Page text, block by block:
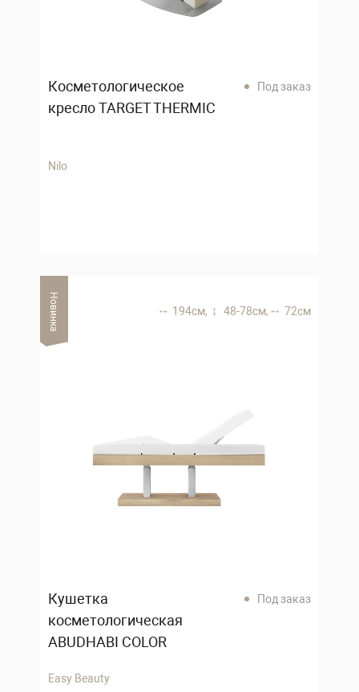
Косметологическое
кресло TARGET THERMIC
Под заказ
Nilo
Новинка 194 см, 48-78 см, 72 см
Кушетка
косметологическая
ABUDHABI COLOR
Под заказ
Easy Beauty